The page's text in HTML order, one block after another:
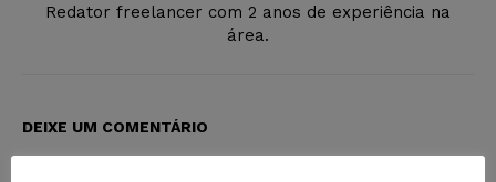
Redator freelancer com 2 anos de experiência na
área.
DEIXE UM COMENTÁRIO